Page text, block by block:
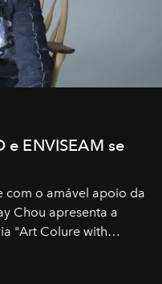
ENVISEAM se
com o amável apoio da
Chou apresenta a
"Art Colure with